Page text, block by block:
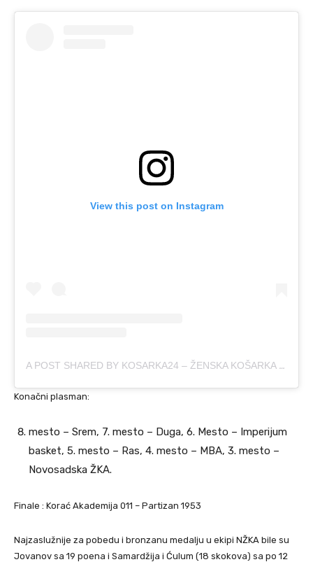
View this post on Instagram
A POST SHARED BY KOSARKA24 – ŽENSKA KOŠARKA (@KOSARKA24SRBIJA)
Konačni plasman:
mesto – Srem, 7. mesto – Duga, 6. Mesto – Imperijum
basket, 5. mesto – Ras, 4. mesto – MBA, 3. mesto –
Novosadska ŽKA.
Finale : Korać Akademija 011 – Partizan 1953
Najzaslužnije za pobedu i bronzanu medalju u ekipi NŽKA bile su
Jovanov sa 19 poena i Samardžija i Ćulum (18 skokova) sa po 12